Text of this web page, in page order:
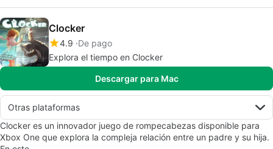
Clocker
4.9 De pago
Explora el tiempo en Clocker
Descargar para Mac
Otras plataformas
Clocker es un innovador juego de rompecabezas disponible para
Xbox One que explora la compleja relación entre un padre y su hija.